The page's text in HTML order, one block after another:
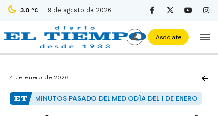
3.0 ºC 9 de agosto de 2026
Asociate
4 de enero de 2026
MINUTOS PASADO DEL MEDIODÍA DEL 1 DE ENERO